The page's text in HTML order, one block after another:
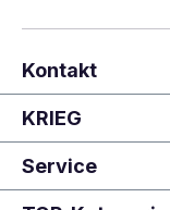
Kontakt
KRIEG
Service